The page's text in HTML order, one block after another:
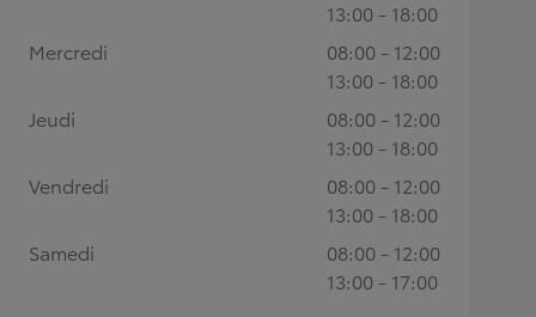
13:00 - 18:00
Mercredi
08:00 - 12:00
13:00 - 18:00
Jeudi
08:00 - 12:00
13:00 - 18:00
Vendredi
08:00 - 12:00
13:00 - 18:00
Samedi
08:00 - 12:00
13:00 - 17:00